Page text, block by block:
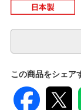
この商品をシェア